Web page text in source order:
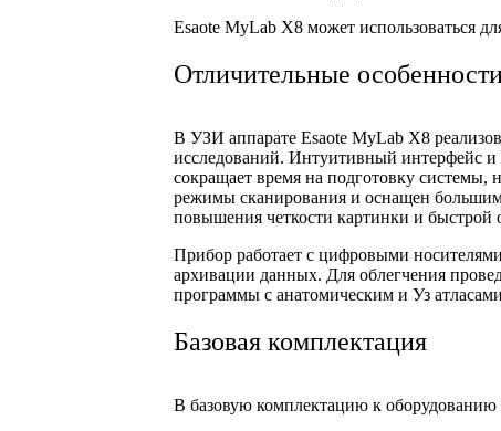
Esaote MyLab X8 может использоваться
Отличительные
В УЗИ аппарате Esaote MyLab X8
исследований. Интуитивный интерфейс и
сокращает время на подготовку системы,
режимы сканирования и оснащен
повышения четкости картинки и быстрой
Прибор работает с цифровыми
архивации данных. Для облегчения
программы с анатомическим и Уз
Базовая комплектация
В базовую комплектацию к оборудованию